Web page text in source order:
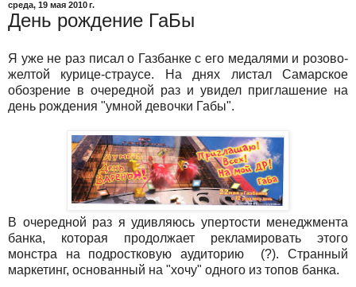
среда, 19 мая 2010 г.
День рождение ГаБы
Я уже не раз писал о Газбанке с его медалями и розово-
желтой курице-страусе. На днях листал Самарское
обозрение в очередной раз и увидел приглашение на
день рождения "умной девочки Габы".
В очередной раз я удивляюсь упертости менеджмента
банка, которая продолжает рекламировать этого
монстра на подростковую аудиторию (?). Странный
маркетинг, основанный на "хочу" одного из топов банка.